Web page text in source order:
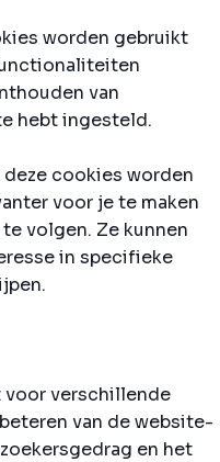
worden gebruikt
van
hebt ingesteld.
cookies worden
voor je te maken
volgen. Ze kunnen
in specifieke
voor verschillende
van de website-
en het